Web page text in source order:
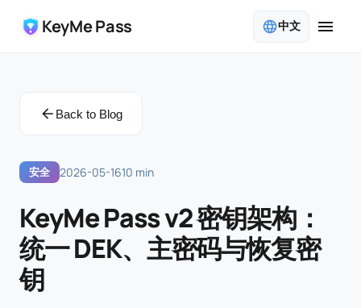
KeyMe Pass 中文
Back to Blog
安全 2026-05-1610 min
KeyMe Pass v2 密钥架构：
统一 DEK、主密码与恢复密
钥